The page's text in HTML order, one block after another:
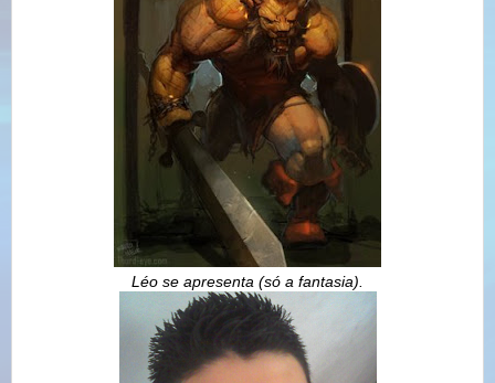
Léo se apresenta (só a fantasia).